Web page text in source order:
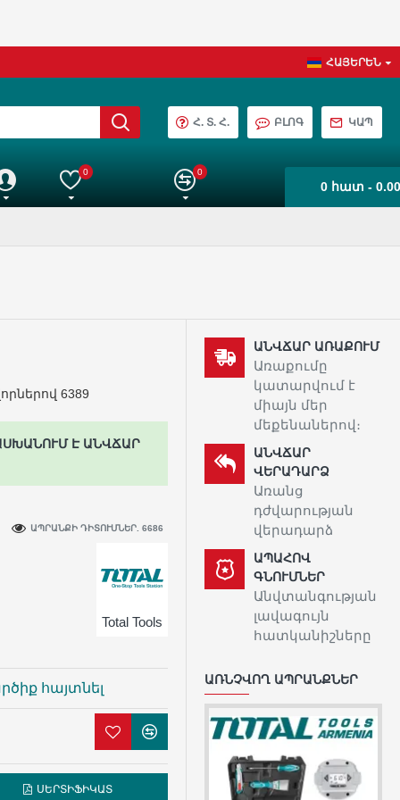
ՀԱՅԵՐԵՆ
Հ. Տ. Հ. ԲԼՈԳ ԿԱՊ
Իմ ընտրանին
0
Ապրանքների Համեմատում
0
0 հատ -
Է ԱՆՎՃԱՐ
Total Tools
ԱՊՐԱՆՔԻ ԴԻՏՈՒՄՆԵՐ. 6686
հայտնել
6389
ՍԵՐՏԻՖԻԿԱՏ
ԱՆՎՃԱՐ ԱՌԱՔՈՒՄ
Առաքումը
կատարվում է
միայն մեր
մեքենաներով։
ԱՆՎՃԱՐ
ՎԵՐԱԴԱՐՁ
Առանց
դժվարության
վերադարձ
ԱՊԱՀՈՎ
ԳՆՈՒՄՆԵՐ
Անվտանգության
լավագույն
հատկանիշները
ԱՌՆՉՎՈՂ ԱՊՐԱՆՔՆԵՐ